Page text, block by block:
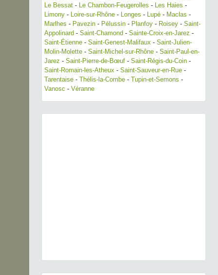
Le Bessat - Le Chambon-Feugerolles - Les Haies -
Limony - Loire-sur-Rhône - Longes - Lupé - Maclas -
Marlhes - Pavezin - Pélussin - Planfoy - Roisey - Saint-
Appolinard - Saint-Chamond - Sainte-Croix-en-Jarez -
Saint-Étienne - Saint-Genest-Malifaux - Saint-Julien-
Molin-Molette - Saint-Michel-sur-Rhône - Saint-Paul-en-
Jarez - Saint-Pierre-de-Bœuf - Saint-Régis-du-Coin -
Saint-Romain-les-Atheux - Saint-Sauveur-en-Rue -
Tarentaise - Thélis-la-Combe - Tupin-et-Semons -
Vanosc - Véranne